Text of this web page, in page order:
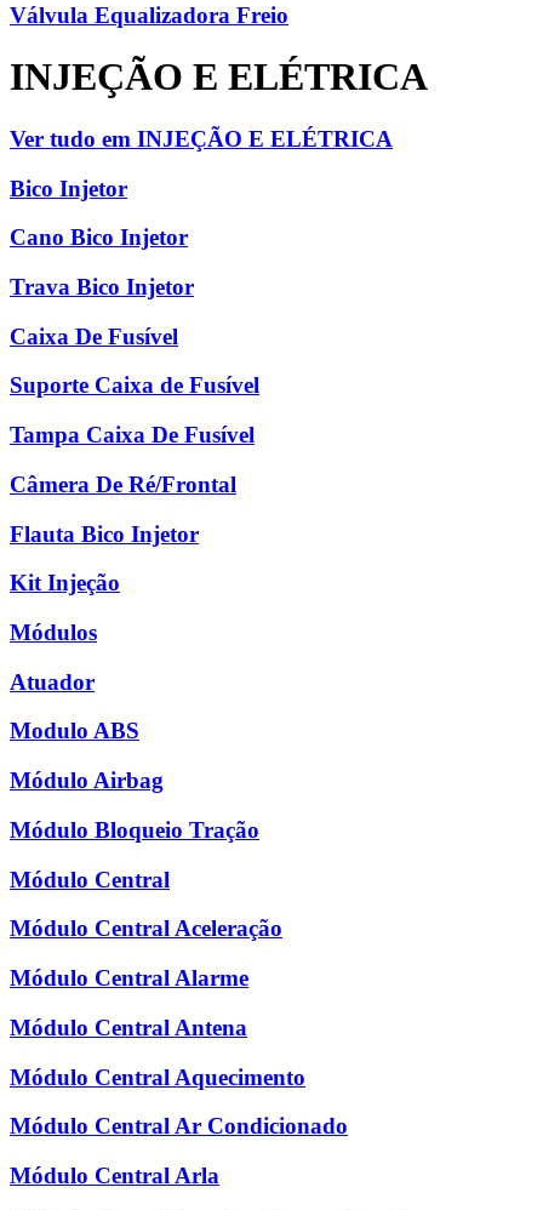
Válvula Equalizadora Freio
INJEÇÃO E ELÉTRICA
Ver tudo em INJEÇÃO E ELÉTRICA
Bico Injetor
Cano Bico Injetor
Trava Bico Injetor
Caixa De Fusível
Suporte Caixa de Fusível
Tampa Caixa De Fusível
Câmera De Ré/Frontal
Flauta Bico Injetor
Kit Injeção
Módulos
Atuador
Modulo ABS
Módulo Airbag
Módulo Bloqueio Tração
Módulo Central
Módulo Central Aceleração
Módulo Central Alarme
Módulo Central Antena
Módulo Central Aquecimento
Módulo Central Ar Condicionado
Módulo Central Arla